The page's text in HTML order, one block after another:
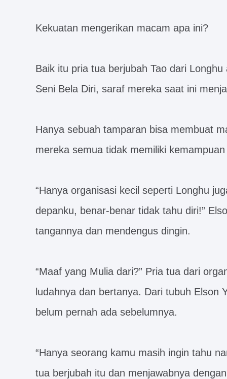
Kekuatan mengerikan macam apa ini?
Baik itu pria tua berjubah Tao dari
Seni Bela Diri, saraf mereka saat ini
Hanya sebuah tamparan bisa membuat
mereka semua tidak memiliki
“Hanya organisasi kecil seperti Longhu
depanku, benar-benar tidak tahu diri!”
tangannya dan mendengus dingin.
“Maaf yang Mulia dari?” Pria tua dari
ludahnya dan bertanya. Dari tubuh Elson
belum pernah ada sebelumnya.
“Hanya seorang kamu masih ingin tahu
tua berjubah itu dan menjawabnya